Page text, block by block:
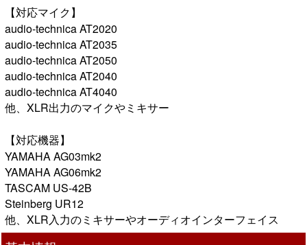
【対応マイク】
audio-technica AT2020
audio-technica AT2035
audio-technica AT2050
audio-technica AT2040
audio-technica AT4040
他、XLR出力のマイクやミキサー
【対応機器】
YAMAHA AG03mk2
YAMAHA AG06mk2
TASCAM US-42B
Steinberg UR12
他、XLR入力のミキサーやオーディオインターフェイス